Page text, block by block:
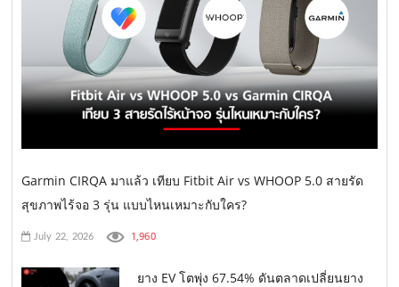
Garmin CIRQA มาแล้ว เทียบ Fitbit Air vs WHOOP 5.0 สายรัด
สุขภาพไร้จอ 3 รุ่น แบบไหนเหมาะกับใคร?
July 22, 2026 1,960
ยาง EV โตพุ่ง 67.54% ดันตลาดเปลี่ยนยาง